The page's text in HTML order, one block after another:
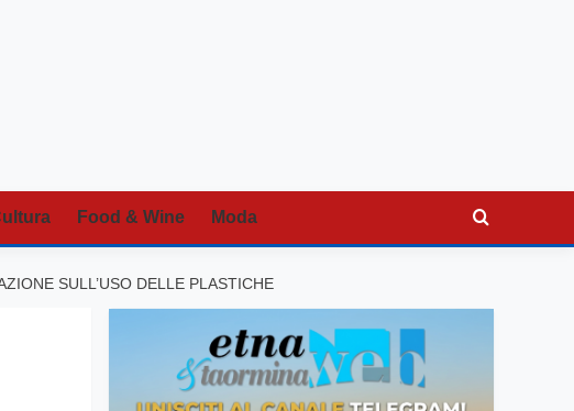
Food & Wine Moda
SULL’USO DELLE PLASTICHE